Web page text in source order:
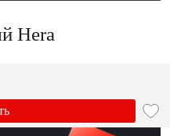
Hera